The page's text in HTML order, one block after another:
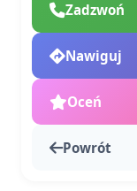
Zadzwoń
Nawiguj
Oceń
Powrót